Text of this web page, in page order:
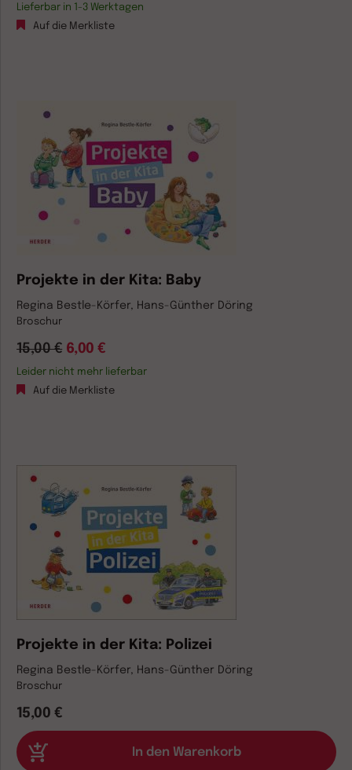
Lieferbar in 1-3 Werktagen
Auf die Merkliste
Projekte in der Kita: Baby
Regina Bestle-Körfer, Hans-Günther Döring
Broschur
15,00 € 6,00 €
Leider nicht mehr lieferbar
Auf die Merkliste
Projekte in der Kita: Polizei
Regina Bestle-Körfer, Hans-Günther Döring
Broschur
15,00 €